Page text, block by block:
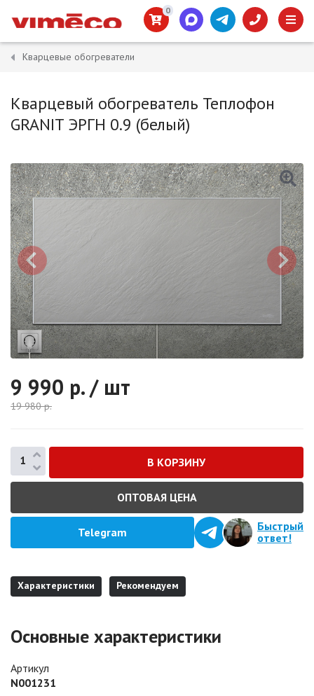
0
Кварцевые обогреватели
Кварцевый обогреватель Теплофон
GRANIT ЭРГН 0.9 (белый)
9 990 р. / шт
19 980р.
ОПТОВАЯ ЦЕНА
Telegram
Быстрый
ответ!
Характеристики Рекомендуем
Основные характеристики
Артикул
N001231